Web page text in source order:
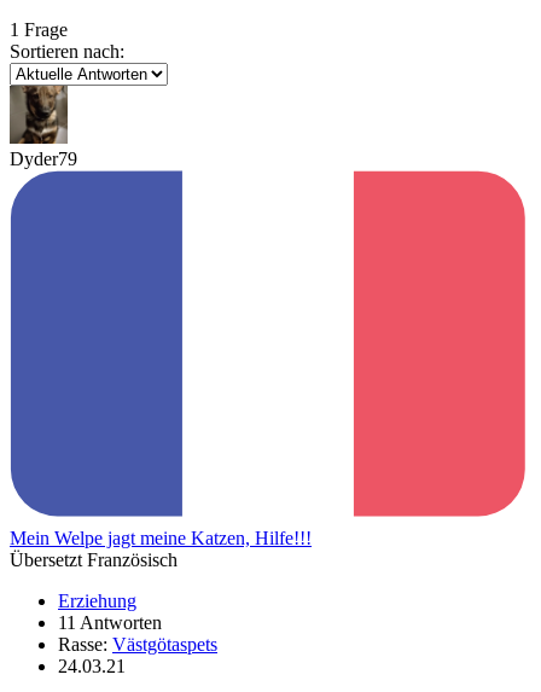
1 Frage
Sortieren nach:
Dyder79
Mein Welpe jagt meine Katzen, Hilfe!!!
Übersetzt Französisch
Erziehung
11 Antworten
Rasse: Västgötaspets
24.03.21